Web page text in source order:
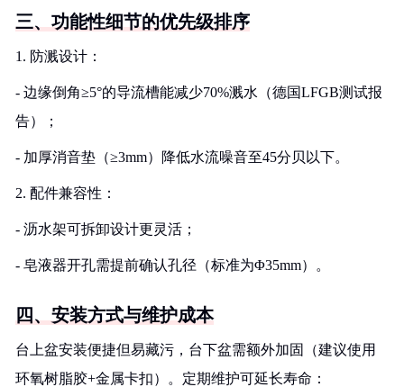
三、功能性细节的优先级排序
1. 防溅设计：
- 边缘倒角≥5°的导流槽能减少70%溅水（德国LFGB测试报
告）；
- 加厚消音垫（≥3mm）降低水流噪音至45分贝以下。
2. 配件兼容性：
- 沥水架可拆卸设计更灵活；
- 皂液器开孔需提前确认孔径（标准为Φ35mm）。
四、安装方式与维护成本
台上盆安装便捷但易藏污，台下盆需额外加固（建议使用
环氧树脂胶+金属卡扣）。定期维护可延长寿命：